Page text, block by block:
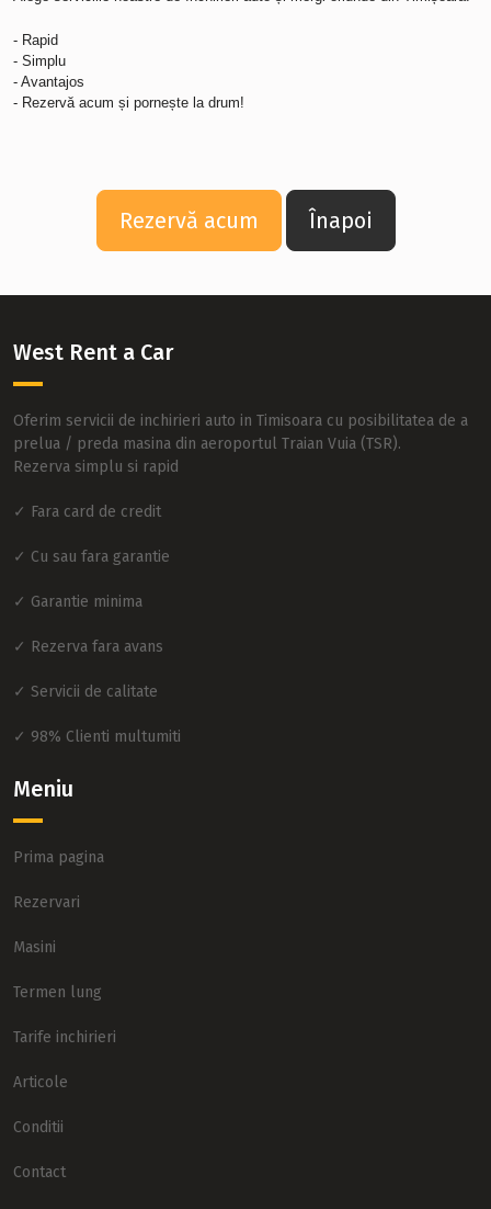
- Rapid
- Simplu
- Avantajos
- Rezervă acum și pornește la drum!
Rezervă acum Înapoi
West Rent a Car
Oferim servicii de inchirieri auto in Timisoara cu posibilitatea de a
prelua / preda masina din aeroportul Traian Vuia (TSR).
Rezerva simplu si rapid
✓ Fara card de credit
✓ Cu sau fara garantie
✓ Garantie minima
✓ Rezerva fara avans
✓ Servicii de calitate
✓ 98% Clienti multumiti
Meniu
Prima pagina
Rezervari
Masini
Termen lung
Tarife inchirieri
Articole
Conditii
Contact